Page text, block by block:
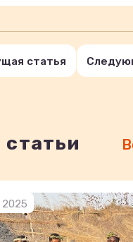
статья
статьи
2025